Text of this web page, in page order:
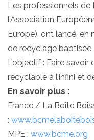
Les professionnels
l’Association
Europe), ont lancé, en
de recyclage baptisée
L’objectif : Faire
recyclable à l’infini et
En savoir plus :
France / La Boîte
:
MPE : www.bcme.org